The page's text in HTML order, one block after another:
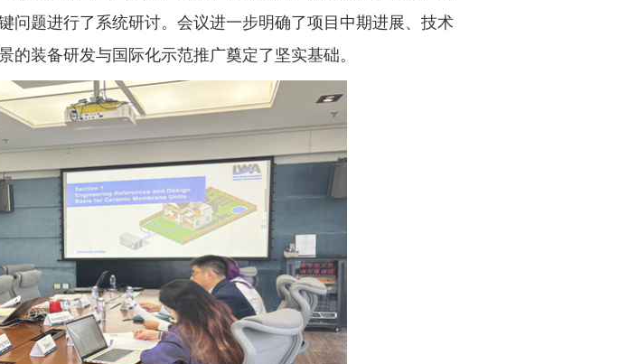
问题进行了系统研讨。会议进一步明确了项目中期进展、技术
装备研发与国际化示范推广奠定了坚实基础。